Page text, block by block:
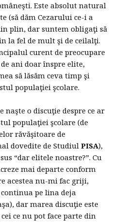
Este absolut natural
(să dăm Cezarului ce-i a
plin, dar suntem obligaţi să
la fel de mult şi de ceilalţi.
curent de preocupare
ani doar înspre elite,
să lăsăm ceva timp şi
populaţiei şcolare.
naşte o discuţie despre ce ar
populaţiei şcolare (de
răvăşitoare de
dovedite de StudiulPISA),
“dar elitele noastre?”. Cu
mai departe conform
acestea nu-mi fac griji,
pe lina deja
dar marea discuţie este
ce nu pot face parte din